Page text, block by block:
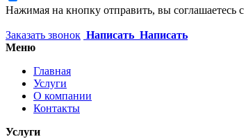
Нажимая на кнопку отправить, вы соглашаетесь с
Заказать звонок Написать Написать
Меню
Главная
Услуги
О компании
Контакты
Услуги